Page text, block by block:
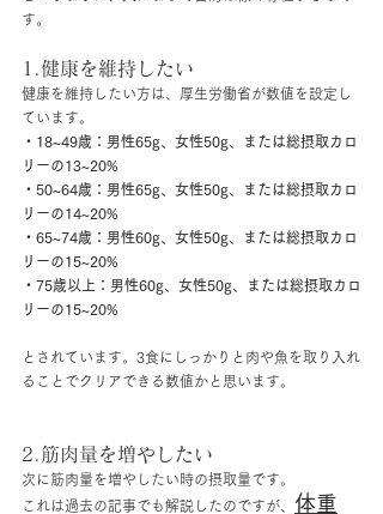
す。
1.健康を維持したい
健康を維持したい方は、厚生労働省が数値を設定し
ています。
・18~49歳：男性65g、女性50g、または総摂取カロ
リーの13~20%
・50~64歳：男性65g、女性50g、または総摂取カロ
リーの14~20%
・65~74歳：男性60g、女性50g、または総摂取カロ
リーの15~20%
・75歳以上：男性60g、女性50g、または総摂取カロ
リーの15~20%
とされています。3食にしっかりと肉や魚を取り入れ
ることでクリアできる数値かと思います。
2.筋肉量を増やしたい
次に筋肉量を増やしたい時の摂取量です。
これは過去の記事でも解説したのですが、 体重